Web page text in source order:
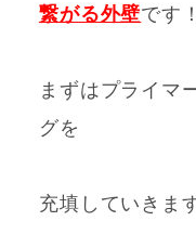
繋がる外壁です！
まずはプライマ
グを
充填していきま